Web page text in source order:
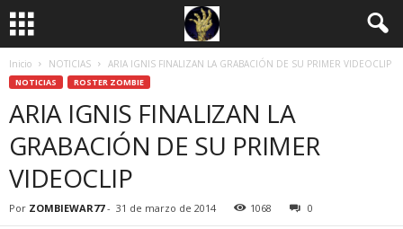
Inicio NOTICIAS ARIA IGNIS FINALIZAN LA GRABACIÓN DE SU PRIMER VIDEOCLIP
NOTICIAS ROSTER ZOMBIE
ARIA IGNIS FINALIZAN LA
GRABACIÓN DE SU PRIMER
VIDEOCLIP
Por ZOMBIEWAR77- 31 de marzo de 2014 1068 0